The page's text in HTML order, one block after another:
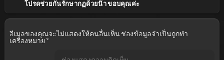
โปรดช่วยกันรักษากฏด้วยน๊า ขอบคุณค่ะ
อีเมลของคุณจะไม่แสดงให้คนอื่นเห็น ช่องข้อมูลจำเป็นถูกทำ
เครื่องหมาย *